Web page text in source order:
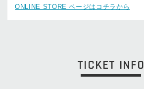
ONLINE STORE ページはコチラから
TICKET INFO